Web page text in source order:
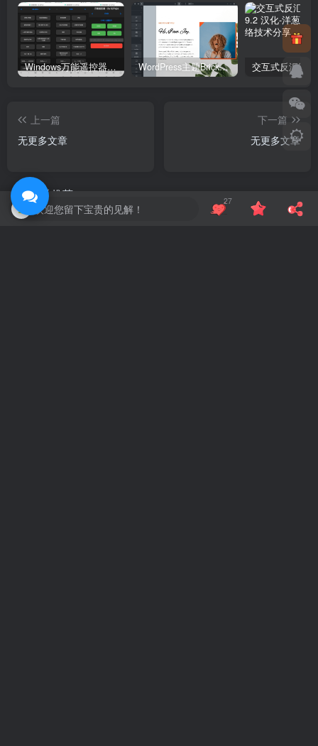
Windows万能遥控器 V0.1 WordPress主题Bricks v1.9 破解版
上一篇
无更多文章
下一篇
无更多文章
相关推荐
欢迎您留下宝贵的见解！
27